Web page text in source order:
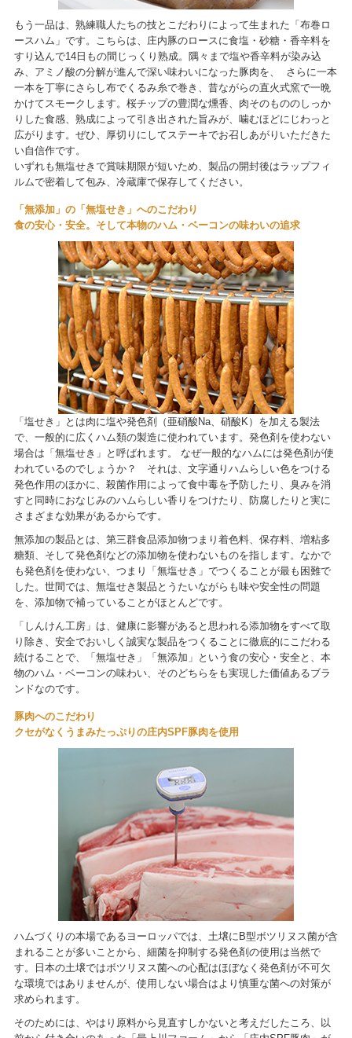
もう一品は、熟練職人たちの技とこだわりによって生まれた「布巻ロ
ースハム」です。こちらは、庄内豚のロースに食塩・砂糖・香辛料を
すり込んで14日もの間じっくり熟成。隅々まで塩や香辛料が染み込
み、アミノ酸の分解が進んで深い味わいになった豚肉を、 さらに一本
一本を丁寧にさらし布でくるみ糸で巻き、昔ながらの直火式窯で一晩
かけてスモークします。桜チップの豊潤な燻香、肉そのもののしっか
りした食感、熟成によって引き出された旨みが、噛むほどにじわっと
広がります。ぜひ、厚切りにしてステーキでお召しあがりいただきた
い自信作です。
いずれも無塩せきで賞味期限が短いため、製品の開封後はラップフィ
ルムで密着して包み、冷蔵庫で保存してください。
「無添加」の「無塩せき」へのこだわり
食の安心・安全。そして本物のハム・ベーコンの味わいの追求
「塩せき」とは肉に塩や発色剤（亜硝酸Na、硝酸K）を加える製法
で、一般的に広くハム類の製造に使われています。発色剤を使わない
場合は「無塩せき」と呼ばれます。 なぜ一般的なハムには発色剤が使
われているのでしょうか？ それは、文字通りハムらしい色をつける
発色作用のほかに、殺菌作用によって食中毒を予防したり、臭みを消
すと同時におなじみのハムらしい香りをつけたり、防腐したりと実に
さまざまな効果があるからです。
無添加の製品とは、第三群食品添加物つまり着色料、保存料、増粘多
糖類、そして発色剤などの添加物を使わないものを指します。なかで
も発色剤を使わない、つまり「無塩せき」でつくることが最も困難で
した。世間では、無塩せき製品とうたいながらも味や安全性の問題
を、添加物で補っていることがほとんどです。
「しんけん工房」は、健康に影響があると思われる添加物をすべて取
り除き、安全でおいしく誠実な製品をつくることに徹底的にこだわる
続けることで、「無塩せき」「無添加」という食の安心・安全と、本
物のハム・ベーコンの味わい、そのどちらをも実現した価値あるブラ
ンドなのです。
豚肉へのこだわり
クセがなくうまみたっぷりの庄内SPF豚肉を使用
ハムづくりの本場であるヨーロッパでは、土壌にB型ボツリヌス菌が含
まれることが多いことから、細菌を抑制する発色剤の使用は当然で
す。日本の土壌ではボツリヌス菌への心配はほぼなく発色剤が不可欠
な環境ではありませんが、使用しない場合はより慎重な菌への対策が
求められます。
そのためには、やはり原料から見直すしかないと考えだしたころ、以